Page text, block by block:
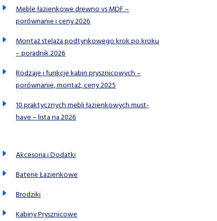
Meble łazienkowe drewno vs MDF –
porównanie i ceny 2026
Montaż stelaża podtynkowego krok po kroku
– poradnik 2026
Rodzaje i funkcje kabin prysznicowych –
porównanie, montaż, ceny 2025
10 praktycznych mebli łazienkowych must-
have – lista na 2026
Akcesoria i Dodatki
Baterie Łazienkowe
Brodziki
Kabiny Prysznicowe